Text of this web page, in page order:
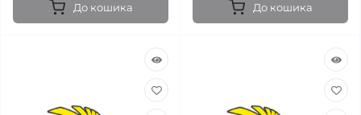
До кошика До кошика